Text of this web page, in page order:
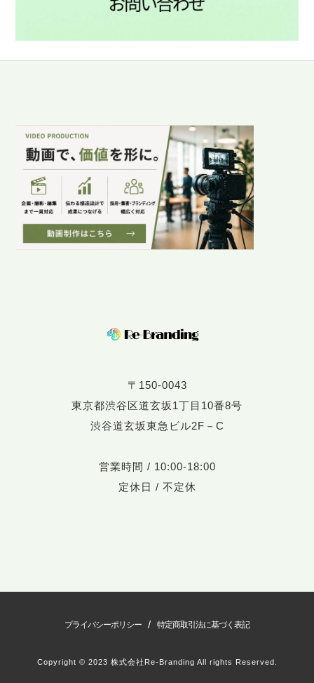
〒150-0043
東京都渋谷区道玄坂1丁目10番8号
渋谷道玄坂東急ビル2F－C
営業時間 / 10:00-18:00
定休日 / 不定休
プライバシーポリシー / 特定商取引法に基づく表記
Copyright © 2023 株式会社Re-Branding All rights Reserved.